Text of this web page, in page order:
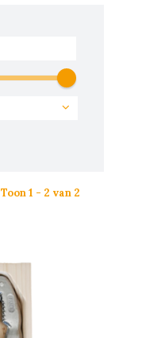
Toon 1 - 2 van 2